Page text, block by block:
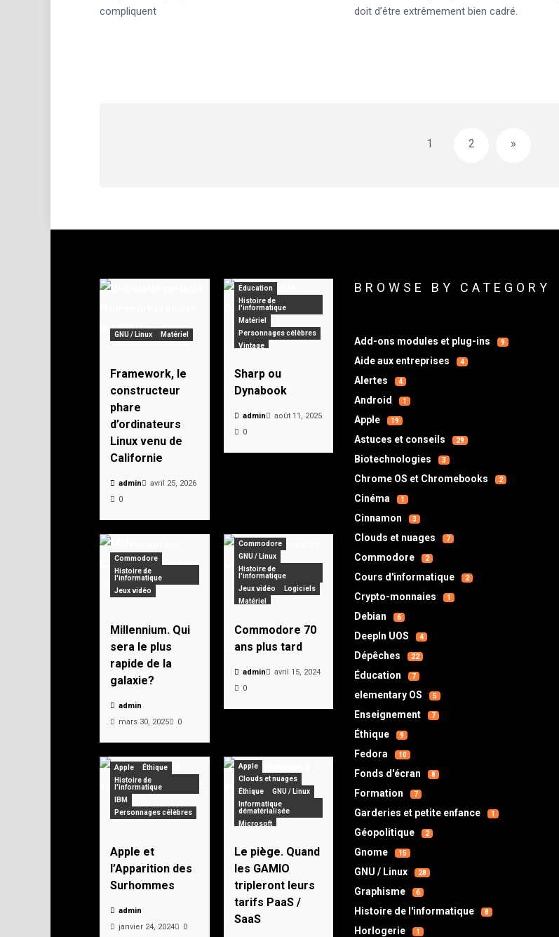
compliquent
doit d’être extrêmement bien cadré.
1 2 »
GNU / Linux Matériel
Framework, le
constructeur
phare
d’ordinateurs
Linux venu de
Californie
admin
avril 25, 2026
0
Éducation
Histoire de
l'informatique
Matériel
Personnages célèbres
Vintage
Sharp ou
Dynabook
admin
août 11, 2025
0
Commodore
Histoire de
l'informatique
Jeux vidéo
Millennium. Qui
sera le plus
rapide de la
galaxie?
admin
mars 30, 2025
0
Commodore
GNU / Linux
Histoire de
l'informatique
Jeux vidéo
Logiciels
Matériel
Pionniers
Vintage
Commodore 70
ans plus tard
admin
avril 15, 2024
0
Apple
Éthique
Histoire de
l'informatique
IBM
Personnages célèbres
Apple et
l’Apparition des
Surhommes
admin
janvier 24, 2024
0
Apple
Clouds et nuages
Éthique
GNU / Linux
Informatique
dématérialisée
Microsoft
Le piège. Quand
les GAMIO
tripleront leurs
tarifs PaaS /
SaaS
BROWSE BY CATEGORY
Add-ons modules et plug-ins 9
Aide aux entreprises 4
Alertes 4
Android 1
Apple 19
Astuces et conseils 29
Biotechnologies 3
Chrome OS et Chromebooks 2
Cinéma 1
Cinnamon 3
Clouds et nuages 7
Commodore 2
Cours d'informatique 2
Crypto-monnaies 1
Debian 6
DeepIn UOS 4
Dépêches 22
Éducation 7
elementary OS 5
Enseignement 7
Éthique 9
Fedora 10
Fonds d'écran 8
Formation 7
Garderies et petite enfance 1
Géopolitique 2
Gnome 15
GNU / Linux 28
Graphisme 6
Histoire de l'informatique 8
Horlogerie 1